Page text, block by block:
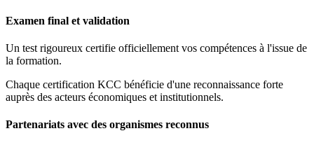
Examen final et validation
Un test rigoureux certifie officiellement vos compétences à l'issue de
la formation.
Chaque certification KCC bénéficie d'une reconnaissance forte
auprès des acteurs économiques et institutionnels.
Partenariats avec des organismes reconnus